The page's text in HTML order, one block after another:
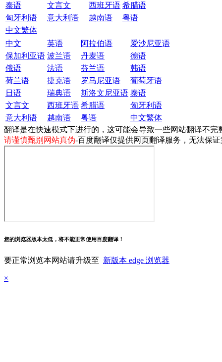
泰语
文言文 西班牙语 希腊语
匈牙利语
意大利语 越南语
粤语
中文繁体
中文
英语 阿拉伯语
爱沙尼亚语
保加利亚语 波兰语 丹麦语
德语
俄语
法语 芬兰语
韩语
荷兰语
捷克语 罗马尼亚语
葡萄牙语
日语
瑞典语 斯洛文尼亚语 泰语
文言文
西班牙语 希腊语
匈牙利语
意大利语
越南语 粤语
中文繁体
翻译是在快速模式下进行的，这可能会导致一些网站翻译不完
请谨慎甄别网站真伪-百度翻译仅提供网页翻译服务，无法保
您的浏览器版本太低，将不能正常使用百度翻译！
要正常浏览本网站请升级至 新版本 edge 浏览器
×